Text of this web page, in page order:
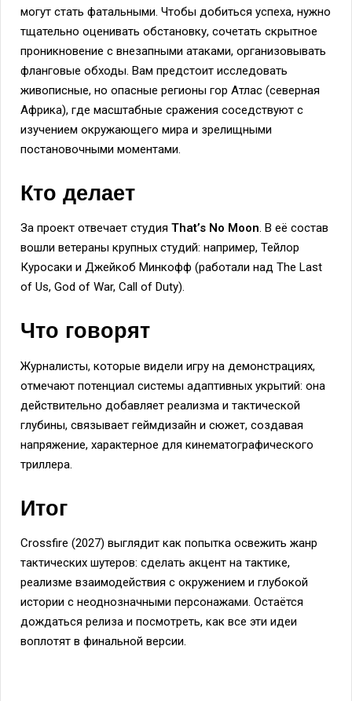
могут стать фатальными. Чтобы добиться успеха, нужно
тщательно оценивать обстановку, сочетать скрытное
проникновение с внезапными атаками, организовывать
фланговые обходы. Вам предстоит исследовать
живописные, но опасные регионы гор Атлас (северная
Африка), где масштабные сражения соседствуют с
изучением окружающего мира и зрелищными
постановочными моментами.
Кто делает
За проект отвечает студия That’s No Moon. В её состав
вошли ветераны крупных студий: например, Тейлор
Куросаки и Джейкоб Минкофф (работали над The Last
of Us, God of War, Call of Duty).
Что говорят
Журналисты, которые видели игру на демонстрациях,
отмечают потенциал системы адаптивных укрытий: она
действительно добавляет реализма и тактической
глубины, связывает геймдизайн и сюжет, создавая
напряжение, характерное для кинематографического
триллера.
Итог
Crossfire (2027) выглядит как попытка освежить жанр
тактических шутеров: сделать акцент на тактике,
реализме взаимодействия с окружением и глубокой
истории с неоднозначными персонажами. Остаётся
дождаться релиза и посмотреть, как все эти идеи
воплотят в финальной версии.